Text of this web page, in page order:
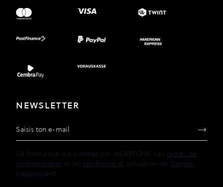
NEWSLETTER
Adresse e-mail
Ce formulaire est protégé par reCAPTCHA. Les règles de
confidentialité et les conditions d' utilisation de Google
s'appliquent.